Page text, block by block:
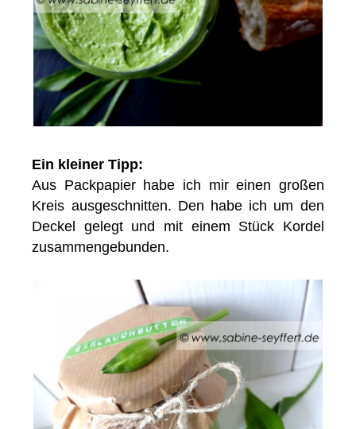
Ein kleiner Tipp:
Aus Packpapier habe ich mir einen großen
Kreis ausgeschnitten. Den habe ich um den
Deckel gelegt und mit einem Stück Kordel
zusammengebunden.